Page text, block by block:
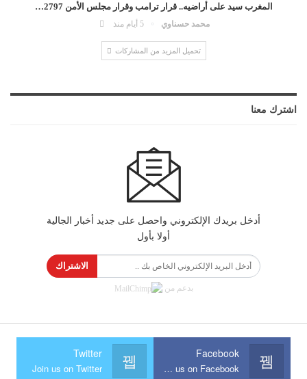
المغرب سيد على أراضيه.. قرار ترامب وقرار مجلس الأمن 2797…
محمد حسناوي 5 أيام منذ
تحميل المزيد من المشاركات
اشترك معنا
أدخل بريدك الإلكتروني واحصل على جديد أخبار الجالية
أولا بأول
الاشتراك
بدعم من
Facebook
Join us on Facebook
Twitter
Join us on Twitter